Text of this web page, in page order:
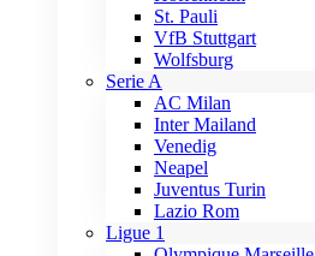
St. Pauli
VfB Stuttgart
Wolfsburg
Serie A
AC Milan
Inter Mailand
Venedig
Neapel
Juventus Turin
Lazio Rom
Ligue 1